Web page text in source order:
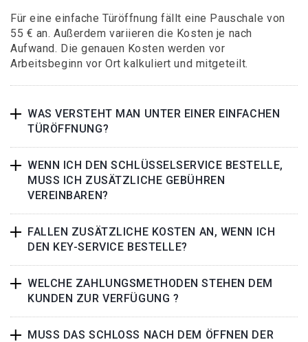
Für eine einfache Türöffnung fällt eine Pauschale von
55 € an. Außerdem variieren die Kosten je nach
Aufwand. Die genauen Kosten werden vor
Arbeitsbeginn vor Ort kalkuliert und mitgeteilt.
WAS VERSTEHT MAN UNTER EINER EINFACHEN
TÜRÖFFNUNG?
WENN ICH DEN SCHLÜSSELSERVICE BESTELLE,
MUSS ICH ZUSÄTZLICHE GEBÜHREN
VEREINBAREN?
FALLEN ZUSÄTZLICHE KOSTEN AN, WENN ICH
DEN KEY-SERVICE BESTELLE?
WELCHE ZAHLUNGSMETHODEN STEHEN DEM
KUNDEN ZUR VERFÜGUNG ?
MUSS DAS SCHLOSS NACH DEM ÖFFNEN DER